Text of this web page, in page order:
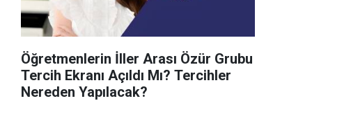
Öğretmenlerin İller Arası Özür Grubu
Tercih Ekranı Açıldı Mı? Tercihler
Nereden Yapılacak?